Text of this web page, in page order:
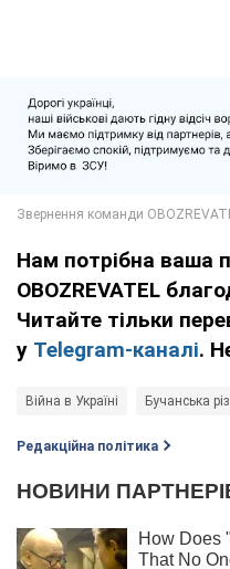
Нам потрібна ваша
OBOZREVATEL
Читайте тільки
у Telegram-каналі.
Війна в Україні Бучанська
Редакційна політика